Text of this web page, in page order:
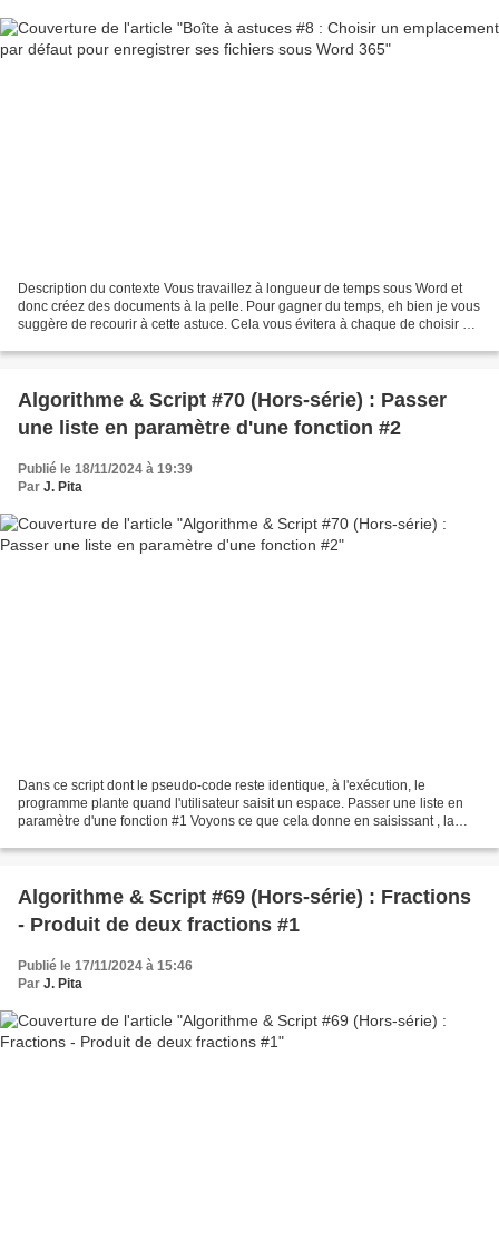
Description du contexte Vous travaillez à longueur de temps sous Word et
donc créez des documents à la pelle. Pour gagner du temps, eh bien je vous
suggère de recourir à cette astuce. Cela vous évitera à chaque de choisir un
Algorithme & Script #70 (Hors-série) : Passer
une liste en paramètre d'une fonction #2
Publié le 18/11/2024 à 19:39
Par J. Pita
Dans ce script dont le pseudo-code reste identique, à l'exécution, le
programme plante quand l'utilisateur saisit un espace. Passer une liste en
paramètre d'une fonction #1 Voyons ce que cela donne en saisissant , la
Algorithme & Script #69 (Hors-série) : Fractions
- Produit de deux fractions #1
Publié le 17/11/2024 à 15:46
Par J. Pita